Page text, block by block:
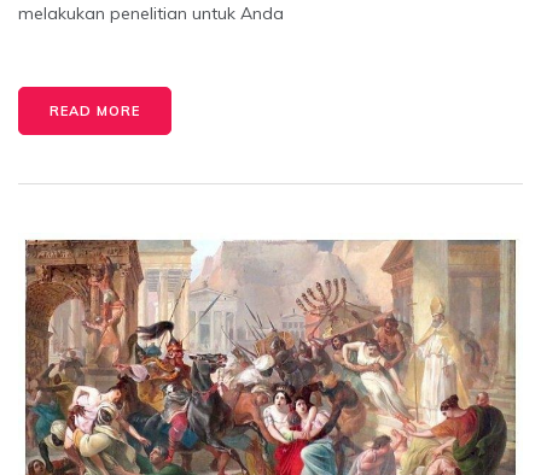
melakukan penelitian untuk Anda
READ MORE